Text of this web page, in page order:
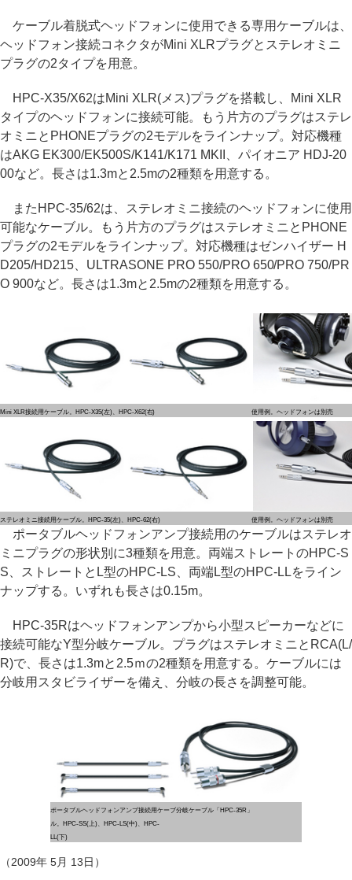
ケーブル着脱式ヘッドフォンに使用できる専用ケーブルは、
ヘッドフォン接続コネクタがMini XLRプラグとステレオミニ
プラグの2タイプを用意。
HPC-X35/X62はMini XLR(メス)プラグを搭載し、Mini XLR
タイプのヘッドフォンに接続可能。もう片方のプラグはステレ
オミニとPHONEプラグの2モデルをラインナップ。対応機種
はAKG EK300/EK500S/K141/K171 MKII、パイオニア HDJ-20
00など。長さは1.3mと2.5mの2種類を用意する。
またHPC-35/62は、ステレオミニ接続のヘッドフォンに使用
可能なケーブル。もう片方のプラグはステレオミニとPHONE
プラグの2モデルをラインナップ。対応機種はゼンハイザー H
D205/HD215、ULTRASONE PRO 550/PRO 650/PRO 750/PR
O 900など。長さは1.3mと2.5mの2種類を用意する。
Mini XLR接続用ケーブル。HPC-X35(左)、HPC-X62(右) 使用例。ヘッドフォンは別売
ステレオミニ接続用ケーブル。HPC-35(左)、HPC-62(右) 使用例。ヘッドフォンは別売
ポータブルヘッドフォンアンプ接続用のケーブルはステレオ
ミニプラグの形状別に3種類を用意。両端ストレートのHPC-S
S、ストレートとL型のHPC-LS、両端L型のHPC-LLをライン
ナップする。いずれも長さは0.15m。
HPC-35Rはヘッドフォンアンプから小型スピーカーなどに
接続可能なY型分岐ケーブル。プラグはステレオミニとRCA(L/
R)で、長さは1.3mと2.5ｍの2種類を用意する。ケーブルには
分岐用スタビライザーを備え、分岐の長さを調整可能。
ポータブルヘッドフォンアンプ接続用ケーブ
ル。HPC-SS(上)、HPC-LS(中)、HPC-
LL(下)
分岐ケーブル「HPC-35R」
（2009年 5月 13日）